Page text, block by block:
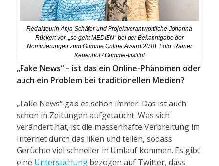
Redakteurin Anja Schäfer und Projektverantwortliche Johanna
Rückert von „so geht MEDIEN“ bei der Bekanntgabe der
Nominierungen zum Grimme Online Award 2018. Foto: Rainer
Keuenhof / Grimme-Institut
„Fake News“ – ist das ein Online-Phänomen oder
auch ein Problem bei traditionellen Medien?
„Fake News“ gab es schon immer. Das ist auch
schon in Zeitungen aufgetaucht. Was sich
verändert hat, ist die massenhafte Verbreitung im
Internet durch das liken und teilen, sodass
Gerüchte viel schneller in Umlauf kommen. Es gibt
eine Untersuchungbezogen auf Twitter, dass